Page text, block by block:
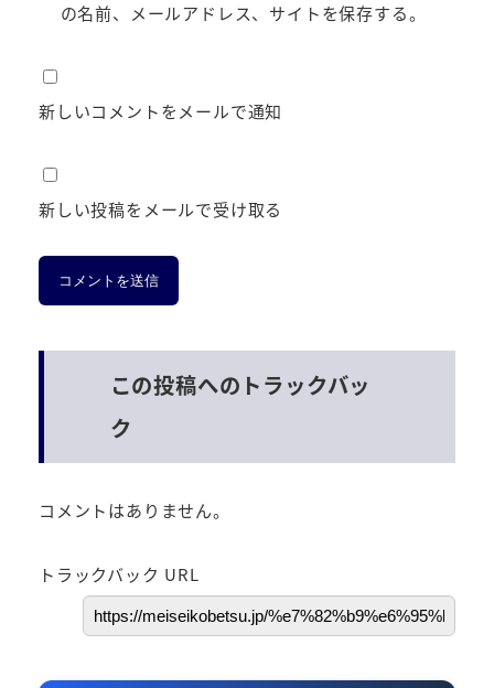
の名前、メールアドレス、サイトを保存する。
新しいコメントをメールで通知
新しい投稿をメールで受け取る
この投稿へのトラックバッ
ク
コメントはありません。
トラックバック URL